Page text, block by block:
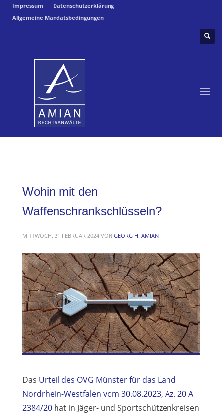
Impressum
Datenschutzerklärung
Allgemeine Mandatsbedingungen
Wohin mit den
Waffenschrankschlüsseln?
MITTWOCH, 21 FEBRUAR 2024 VON GEORG H. AMIAN
Das Urteil des OVG Münster für das Land
Nordrhein-Westfalen vom 30.08.2023, Az. 20 A
2384/20 hat in Jäger- und Sportschützenkreisen